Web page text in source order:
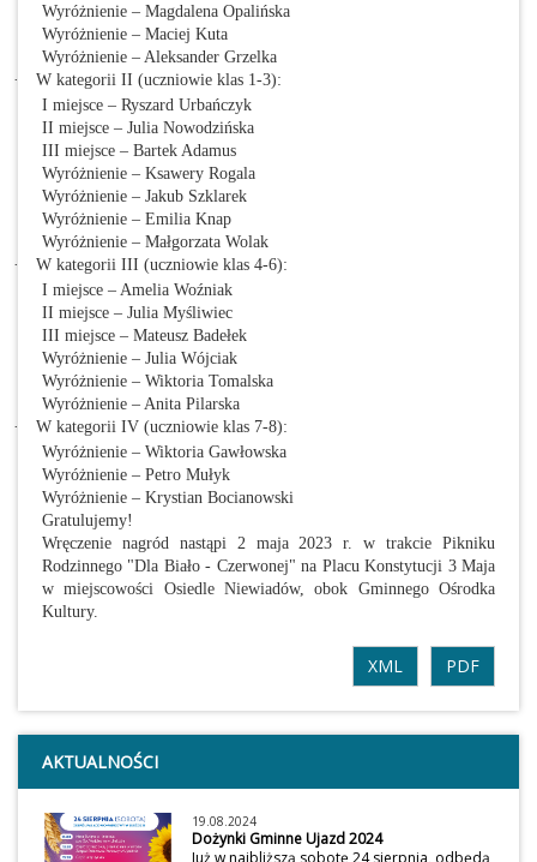
Wyróżnienie – Magdalena Opalińska
Wyróżnienie – Maciej Kuta
Wyróżnienie – Aleksander Grzelka
·
W kategorii II (uczniowie klas 1-3):
I miejsce – Ryszard Urbańczyk
II miejsce – Julia Nowodzińska
III miejsce – Bartek Adamus
Wyróżnienie – Ksawery Rogala
Wyróżnienie – Jakub Szklarek
Wyróżnienie – Emilia Knap
Wyróżnienie – Małgorzata Wolak
·
W kategorii III (uczniowie klas 4-6):
I miejsce – Amelia Woźniak
II miejsce – Julia Myśliwiec
III miejsce – Mateusz Badełek
Wyróżnienie – Julia Wójciak
Wyróżnienie – Wiktoria Tomalska
Wyróżnienie – Anita Pilarska
·
W kategorii IV (uczniowie klas 7-8):
Wyróżnienie – Wiktoria Gawłowska
Wyróżnienie – Petro Mułyk
Wyróżnienie – Krystian Bocianowski
Gratulujemy!
Wręczenie nagród nastąpi 2 maja 2023 r. w trakcie Pikniku
Rodzinnego "Dla Biało - Czerwonej" na Placu Konstytucji 3 Maja
w miejscowości Osiedle Niewiadów, obok Gminnego Ośrodka
Kultury.
PDF
XML
AKTUALNOŚCI
19.08.2024
Dożynki Gminne Ujazd 2024
Już w najbliższą sobotę 24 sierpnia, odbędą